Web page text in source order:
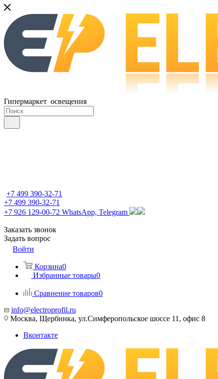
Гипермаркет освещения
+7 499 390-32-71
+7 499 390-32-71
+7 926 129-00-72 WhatsApp, Telegram
Заказать звонок
Задать вопрос
Войти
Корзина0
Избранные товары0
Сравнение товаров0
info@electroprofil.ru
Москва, Щербинка, ул.Симферопольское шоссе 11, офис 8
Вконтакте